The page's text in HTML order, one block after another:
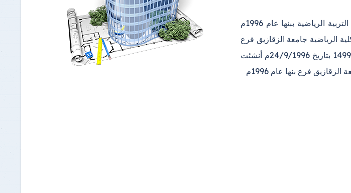
ويرجع تاريخ كلية التربية الرياضية ببنها عام 1996م
الرياضية جامعة الزقازيق فرع
بنها بالقرار الوزاري رقم 1499 بتاريخ 24/9/1996م أنشئت
فرع بنها عام 1996م